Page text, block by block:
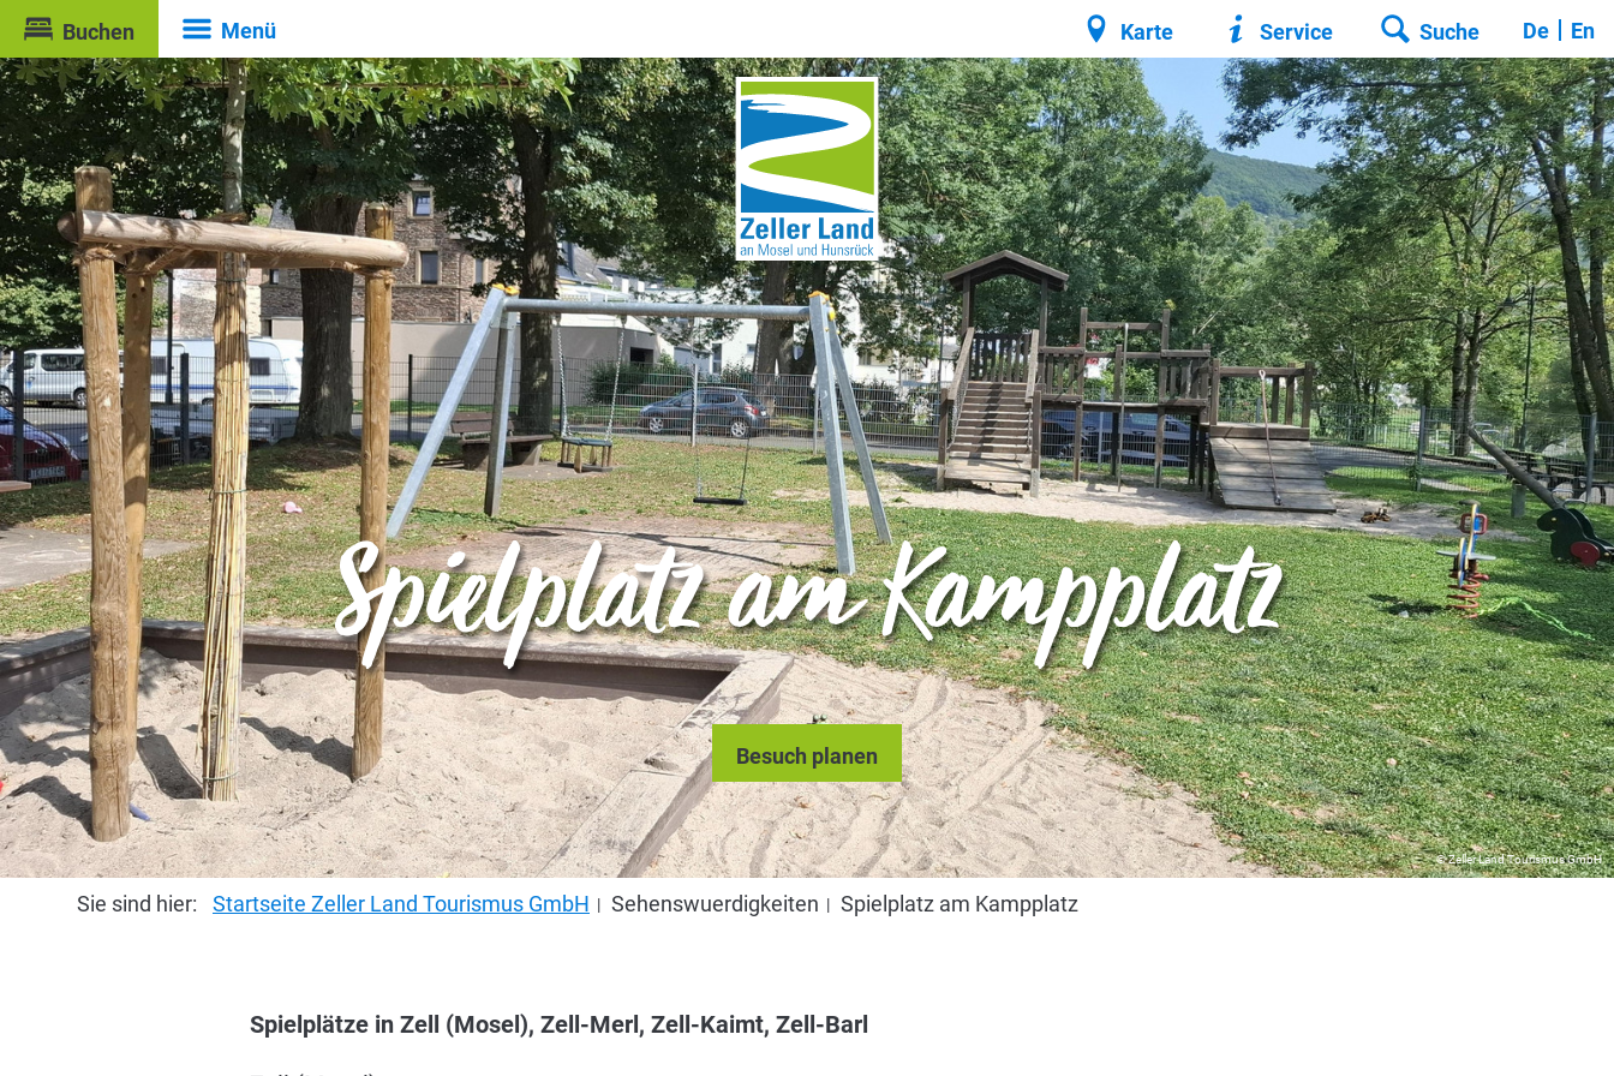
Buchen Menü Karte Service Suche De En
© Zeller Land Tourismus GmbH
Spielplatz am Kampplatz
Besuch planen
Sie sind hier: Startseite Zeller Land Tourismus GmbH Sehenswuerdigkeiten Spielplatz am Kampplatz
Spielplätze in Zell (Mosel), Zell-Merl, Zell-Kaimt, Zell-Barl